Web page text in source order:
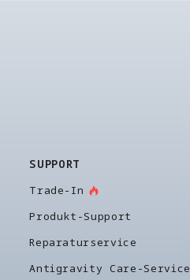
SUPPORT
Trade-In
Produkt-Support
Reparaturservice
Antigravity Care-Service